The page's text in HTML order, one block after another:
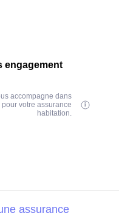
engagement
accompagne dans
votre assurance
habitation.
assurance